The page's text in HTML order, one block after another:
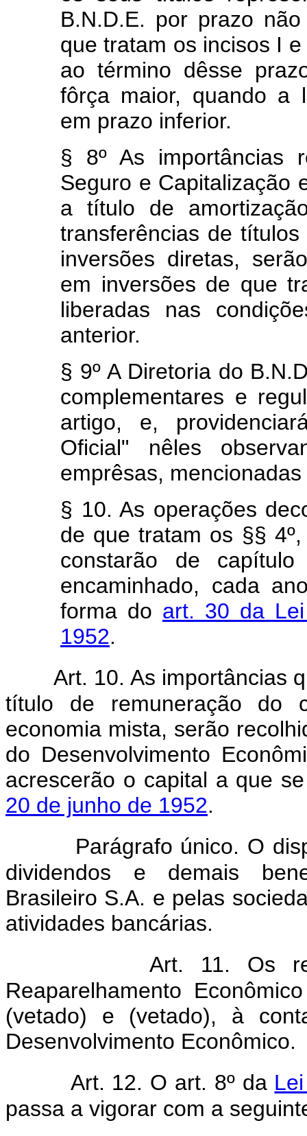
B.N.D.E. por prazo
que tratam os incisos I
ao término dêsse
fôrça maior, quando a
em prazo inferior.
§ 8º As importâncias
Seguro e Capitalização
a título de
transferências de
inversões diretas,
em inversões de que
liberadas nas
anterior.
§ 9º A Diretoria do
complementares e
artigo, e,
Oficial" nêles
emprêsas,
§ 10. As operações
de que tratam os §§ 4º,
constarão de
encaminhado, cada
forma do art. 30 da
1952.
Art. 10. As importâncias
título de remuneração do
economia mista, serão
do Desenvolvimento
acrescerão o capital a que
20 de junho de 1952.
Parágrafo único. O
dividendos e demais
Brasileiro S.A. e pelas
atividades bancárias.
Art. 11. Os
Reaparelhamento
(vetado) e (vetado), à
Desenvolvimento Econômico.
Art. 12. O art. 8º da
passa a vigorar com a